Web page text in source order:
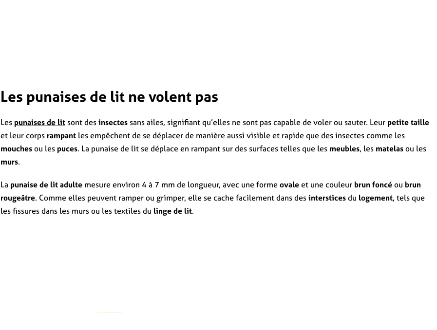
Les punaises de lit ne volent pas
Les punaises de litsont desinsectessans ailes, signifiant qu’elles ne sont pas capable de voler ou sauter. Leur petite taille
et leur corps rampantles empêchent de se déplacer de manière aussi visible et rapide que des insectes comme les
mouchesou les puces. La punaise de lit se déplace en rampant sur des surfaces telles que les meubles, les matelasou les
murs.
La punaise de lit adultemesure environ 4 à 7 mm de longueur, avec une formeovaleet une couleur brun foncéou brun
rougeâtre. Comme elles peuvent ramper ou grimper, elle se cache facilement dans desintersticesdu logement, tels que
les fissures dans les murs ou les textiles du linge de lit.